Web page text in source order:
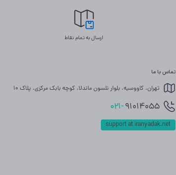
ارسال به تمام نقاط
تماس با ما
تهران، کاووسیه، بلوار نلسون ماندلا، کوچه بابک مرکزی، پلاک 10
021-91014055
support at iranyadak.net